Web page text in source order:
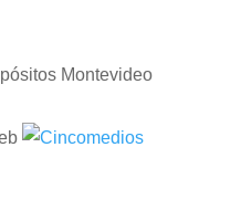
Montevideo